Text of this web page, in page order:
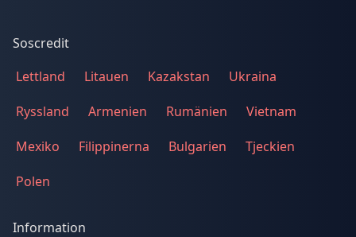
Soscredit
Lettland
Litauen Kazakstan
Ukraina
Ryssland
Armenien Rumänien
Vietnam
Mexiko
Filippinerna Bulgarien
Tjeckien
Polen
Information